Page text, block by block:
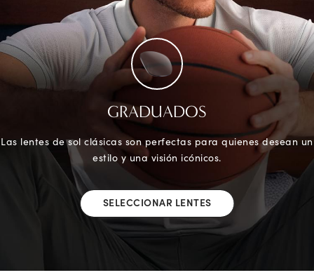
GRADUADOS
Las lentes de sol clásicas son perfectas para quienes desean un
estilo y una visión icónicos.
SELECCIONAR LENTES